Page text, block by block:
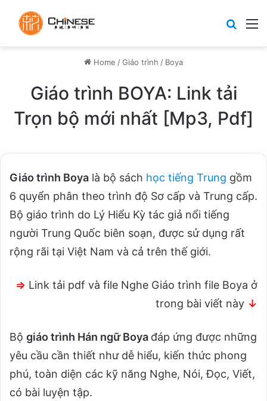
Home /Giáo trình / Boya
Giáo trình BOYA: Link tải
Trọn bộ mới nhất [Mp3, Pdf]
Giáo trình Boya là bộ sách học tiếng Trung gồm
6 quyển phân theo trình độ Sơ cấp và Trung cấp.
Bộ giáo trình do Lý Hiểu Kỳ tác giả nổi tiếng
người Trung Quốc biên soạn, được sử dụng rất
rộng rãi tại Việt Nam và cả trên thế giới.
⇒ Link tải pdf và file Nghe Giáo trình file Boya ở
trong bài viết này ↓
Bộ giáo trình Hán ngữ Boya đáp ứng được những
yêu cầu cần thiết như dễ hiểu, kiến thức phong
phú, toàn diện các kỹ năng Nghe, Nói, Đọc, Viết,
có bài luyện tập.